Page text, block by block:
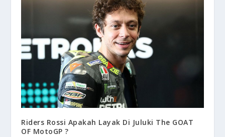
Riders Rossi Apakah Layak Di Juluki The GOAT
OF MotoGP ?